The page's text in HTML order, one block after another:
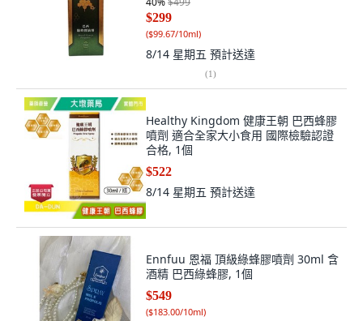
$299
($99.67/10ml)
8/14 星期五 預計送達
(1)
Healthy Kingdom 健康王朝 巴西蜂膠
噴劑 適合全家大小食用 國際檢驗認證
合格, 1個
$522
8/14 星期五 預計送達
Ennfuu 恩福 頂級綠蜂膠噴劑 30ml 含
酒精 巴西綠蜂膠, 1個
$549
($183.00/10ml)